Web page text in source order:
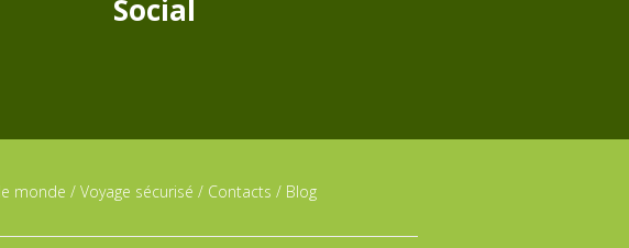
Social
monde / Voyage sécurisé / Contacts / Blog